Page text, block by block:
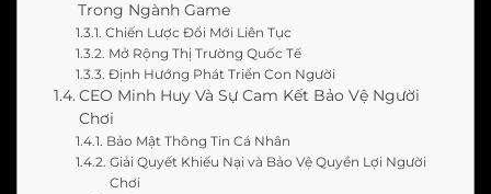
Trong Ngành Game
Chiến Lược Đổi Mới Liên Tục
Mở Rộng Thị Trường Quốc Tế
Định Hướng Phát Triển Con Người
CEO Minh Huy Và Sự Cam Kết Bảo Vệ Người
Chơi
Bảo Mật Thông Tin Cá Nhân
Giải Quyết Khiếu Nại và Bảo Vệ Quyền Lợi Người
Chơi